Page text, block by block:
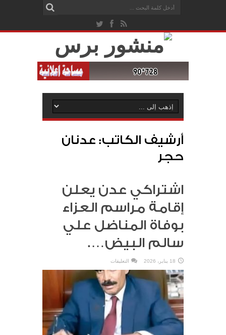
أرشيف الكاتب: عدنان
حجر
اشتراكي عدن يعلن
إقامة مراسم العزاء
بوفاة المناضل علي
سالم البيض….
18 يناير، 2026 التعليقات
عدن
يعلن
إقامة
مراسم
العزاء
بوفاة
المناضل
علي
سالم
البيض….
مغلقة